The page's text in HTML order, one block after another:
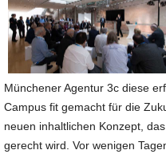
Münchener Agentur 3c diese
Campus fit gemacht für die
neuen inhaltlichen Konzept,
gerecht wird. Vor wenigen